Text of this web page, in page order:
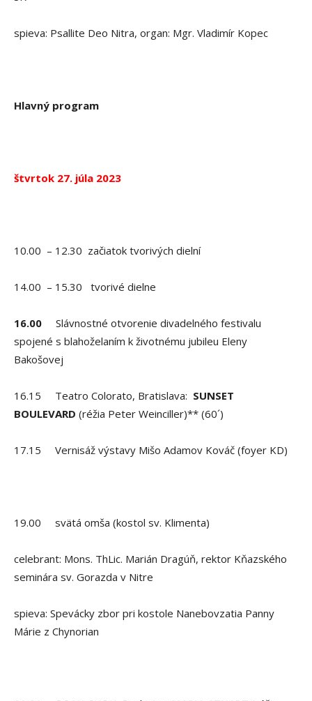
spieva: Psallite Deo Nitra, organ: Mgr. Vladimír Kopec
Hlavný program
štvrtok 27. júla 2023
10.00 – 12.30 začiatok tvorivých dielní
14.00 – 15.30 tvorivé dielne
16.00 Slávnostné otvorenie divadelného festivalu
spojené s blahoželaním k životnému jubileu Eleny
Bakošovej
16.15 Teatro Colorato, Bratislava: SUNSET
BOULEVARD (réžia Peter Weinciller)** (60´)
17.15 Vernisáž výstavy Mišo Adamov Kováč (foyer KD)
19.00 svätá omša (kostol sv. Klimenta)
celebrant: Mons. ThLic. Marián Dragúň, rektor Kňazského
seminára sv. Gorazda v Nitre
spieva: Spevácky zbor pri kostole Nanebovzatia Panny
Márie z Chynorian